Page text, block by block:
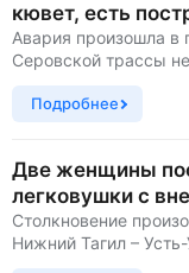
кювет, есть
Авария произошла в
Серовской трассы
Подробнее
Две женщины
легковушки с
Столкновение
Нижний Тагил –